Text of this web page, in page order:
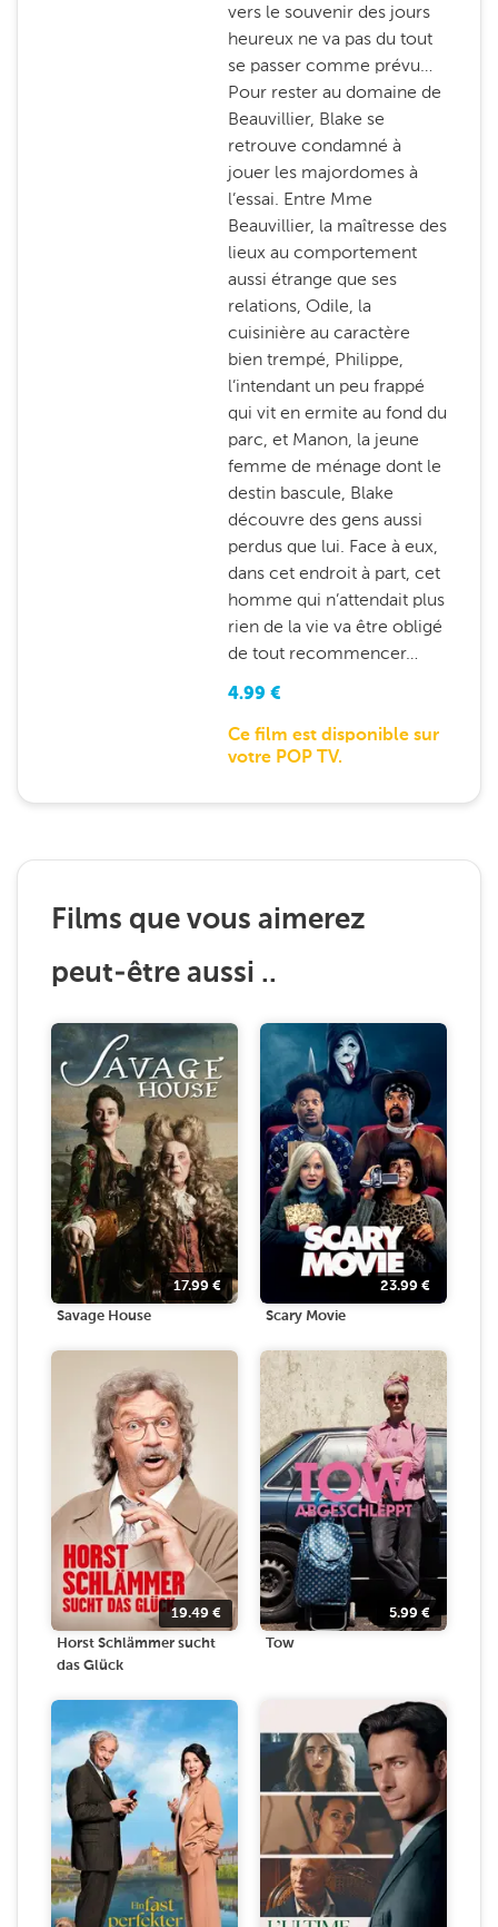
vers le souvenir des jours
heureux ne va pas du tout
se passer comme prévu…
Pour rester au domaine de
Beauvillier, Blake se
retrouve condamné à
jouer les majordomes à
l’essai. Entre Mme
Beauvillier, la maîtresse des
lieux au comportement
aussi étrange que ses
relations, Odile, la
cuisinière au caractère
bien trempé, Philippe,
l’intendant un peu frappé
qui vit en ermite au fond du
parc, et Manon, la jeune
femme de ménage dont le
destin bascule, Blake
découvre des gens aussi
perdus que lui. Face à eux,
dans cet endroit à part, cet
homme qui n’attendait plus
rien de la vie va être obligé
de tout recommencer…
4.99 €
Ce film est disponible sur
votre POP TV.
Films que vous aimerez
peut-être aussi ..
17.99 €
Savage House
23.99 €
Scary Movie
19.49 €
Horst Schlämmer sucht
das Glück
5.99 €
Tow